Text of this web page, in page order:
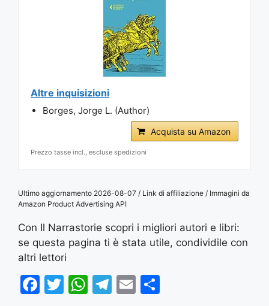
Altre inquisizioni
Borges, Jorge L. (Author)
Acquista su Amazon
Prezzo tasse incl., escluse spedizioni
Ultimo aggiornamento 2026-08-07 / Link di affiliazione / Immagini da
Amazon Product Advertising API
Con Il Narrastorie scopri i migliori autori e libri:
se questa pagina ti è stata utile, condividile con
altri lettori
F
T
W T
E